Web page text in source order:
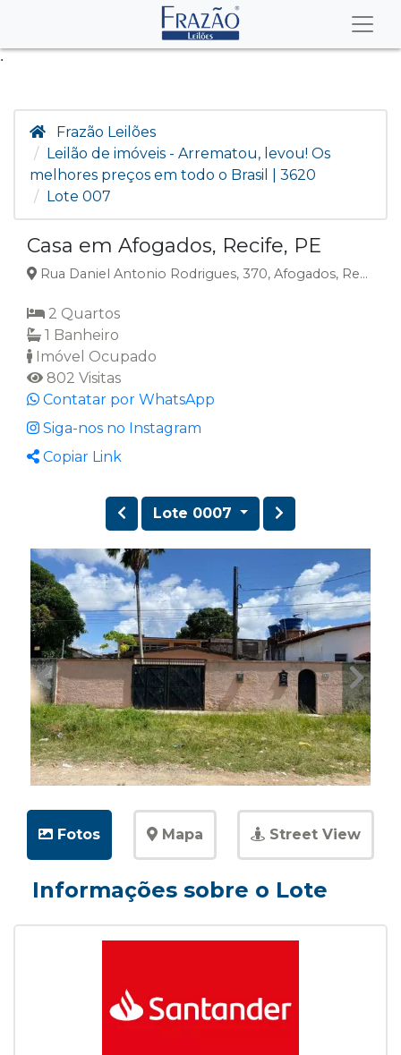
.
Frazão Leilões
Leilão de imóveis - Arrematou, levou! Os
melhores preços em todo o Brasil | 3620
Lote 007
Casa em Afogados, Recife, PE
Rua Daniel Antonio Rodrigues, 370, Afogados, Recife, PE
2 Quartos
1 Banheiro
Imóvel Ocupado
802 Visitas
Contatar por WhatsApp
Siga-nos no Instagram
Copiar Link
Lote 0007
Fotos Mapa Street View
Informações sobre o Lote